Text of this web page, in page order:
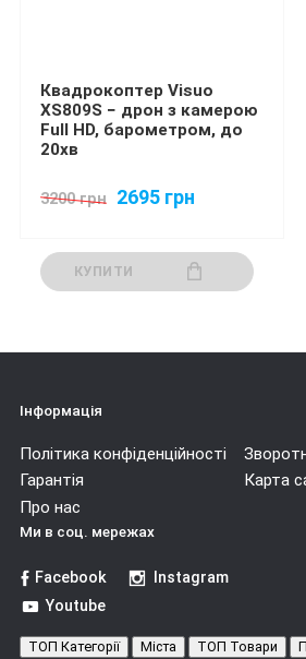
Квадрокоптер Visuo
XS809S − дрон з камерою
Full HD, барометром, до
20хв
3200 грн 2695 грн
КУПИТИ
Інформація
Політика конфіденційності
Гарантія
Карта
Про нас
Ми в соц. мережах
Facebook
Instagram
Youtube
ТОП Категорії Міста ТОП Товари